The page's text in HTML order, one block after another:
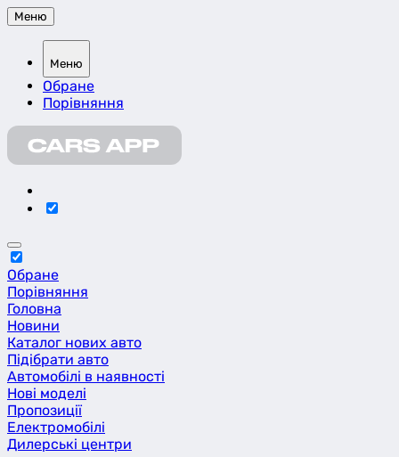
Меню
Меню
Обране
Порівняння
Обране
Порівняння
Головна
Новини
Каталог нових авто
Підібрати авто
Автомобілі в наявності
Нові моделі
Пропозиції
Eлектромобілі
Дилерські центри